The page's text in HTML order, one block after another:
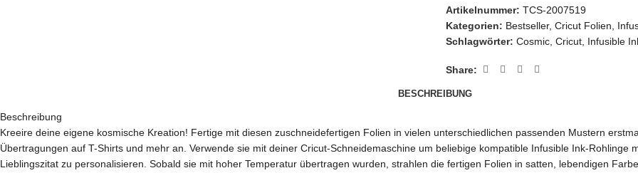
Artikelnummer: TCS-2007519
Kategorien: Bestseller, Cricut Folien
Schlagwörter: Cosmic, Cricut, Infusible
Share:
BESCHREIBUNG
Beschreibung
Kreeire deine eigene kosmische Kreation! Fertige mit diesen zuschneidefertigen Folien in vielen unterschiedlichen passenden Mustern
Übertragungen auf T-Shirts und mehr an. Verwende sie mit deiner Cricut-Schneidemaschine um beliebige kompatible Infusible Ink-Rohlinge
Lieblingszitat zu personalisieren. Sobald sie mit hoher Temperatur übertragen wurden, strahlen die fertigen Folien in satten, lebendigen